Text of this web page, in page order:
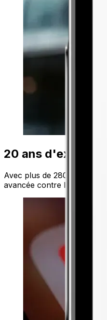
20 ans
Avec plus de 280 millions
avancée contre la fraude